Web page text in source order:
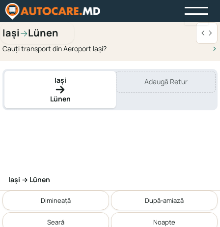
Iași→Lünen
Cauți transport din Aeroport Iași?
Iași
Lünen
Adaugă Retur
Iași → Lünen
Dimineață După-amiază
Seară Noapte